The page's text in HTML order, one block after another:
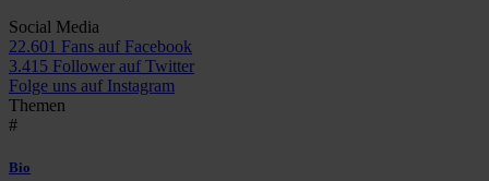
Social Media
22.601 Fans auf Facebook
3.415 Follower auf Twitter
Folge uns auf Instagram
Themen
#
Bio